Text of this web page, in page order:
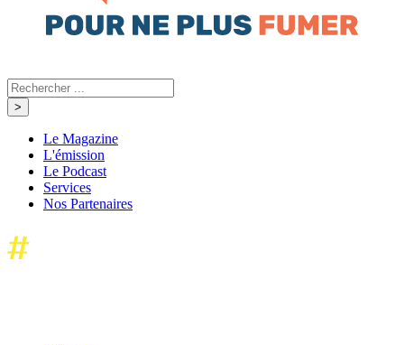
Le Magazine
L'émission
Le Podcast
Services
Nos Partenaires